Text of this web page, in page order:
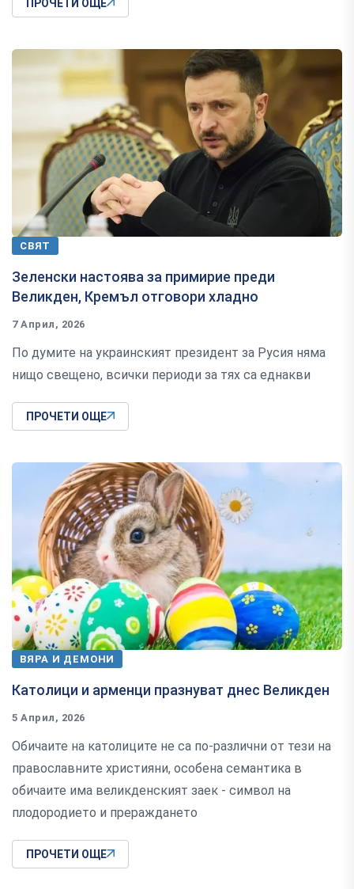
ПРОЧЕТИ ОЩЕ
СВЯТ
Зеленски настоява за примирие преди
Великден, Кремъл отговори хладно
7 Април, 2026
По думите на украинският президент за Русия няма
нищо свещено, всички периоди за тях са еднакви
ПРОЧЕТИ ОЩЕ
ВЯРА И ДЕМОНИ
Католици и арменци празнуват днес Великден
5 Април, 2026
Обичаите на католиците не са по-различни от тези на
православните християни, особена семантика в
обичаите има великденският заек - символ на
плодородието и прераждането
ПРОЧЕТИ ОЩЕ